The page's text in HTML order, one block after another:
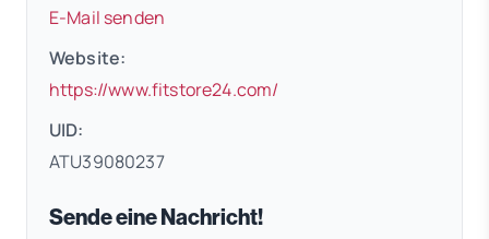
E-Mail senden
Website:
https://www.fitstore24.com/
UID:
ATU39080237
Sende eine Nachricht!